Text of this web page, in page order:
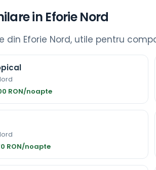
in Eforie Nord
din Eforie Nord, utile pentru
RON/noapte
RON/noapte